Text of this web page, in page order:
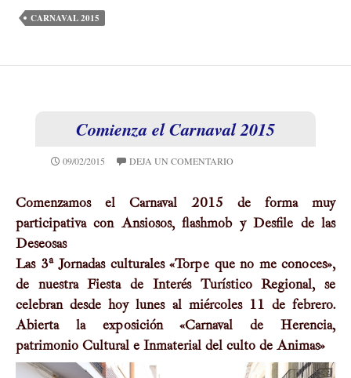
CARNAVAL 2015
Comienza el Carnaval 2015
09/02/2015 DEJA UN COMENTARIO
Comenzamos el Carnaval 2015 de forma muy
participativa con Ansiosos, flashmob y Desfile de las
Deseosas
Las 3ª Jornadas culturales «Torpe que no me conoces»,
de nuestra Fiesta de Interés Turí­stico Regional, se
celebran desde hoy lunes al miércoles 11 de febrero.
Abierta la exposición «Carnaval de Herencia,
patrimonio Cultural e Inmaterial del culto de Animas»